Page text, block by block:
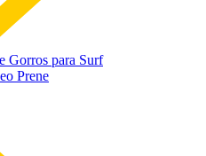
Gorros para Surf
Prene